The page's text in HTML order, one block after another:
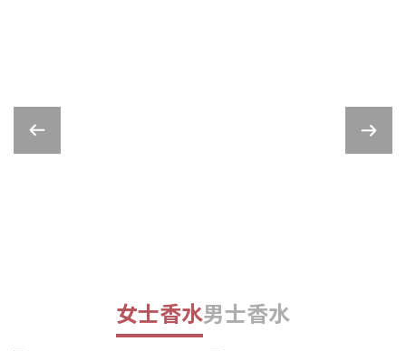
女士香水男士香水